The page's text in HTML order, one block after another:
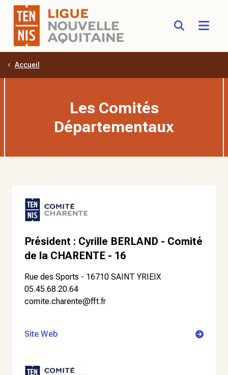
Aller au contenu principal
Accueil
Les Comités
Départementaux
Président : Cyrille BERLAND - Comité
de la CHARENTE - 16
Rue des Sports - 16710 SAINT YRIEIX
05.45.68.20.64
comite.charente@fft.fr
Site Web